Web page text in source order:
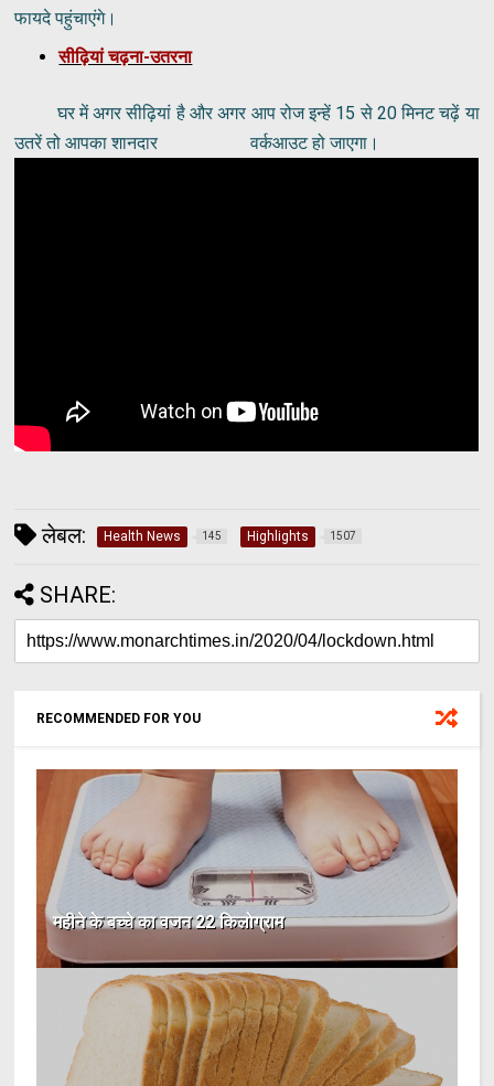
फायदे पहुंचाएंगे।
सीढ़ियां चढ़ना-उतरना
घर में अगर सीढ़ियां है और अगर आप रोज इन्हें 15 से 20 मिनट चढ़ें या
उतरें तो आपका शानदार वर्कआउट हो जाएगा।
लेबल: Health News 145 Highlights 1507
SHARE:
RECOMMENDED FOR YOU
महीने के बच्चे का वजन 22 किलोग्राम